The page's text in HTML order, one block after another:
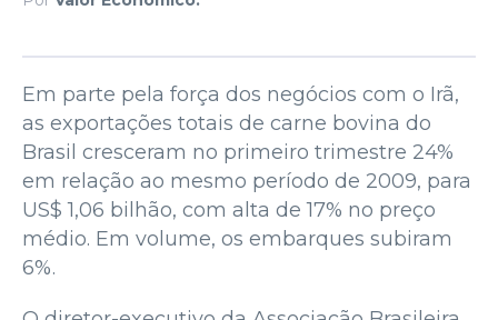
Em parte pela força dos negócios com o Irã,
as exportações totais de carne bovina do
Brasil cresceram no primeiro trimestre 24%
em relação ao mesmo período de 2009, para
US$ 1,06 bilhão, com alta de 17% no preço
médio. Em volume, os embarques subiram
6%.